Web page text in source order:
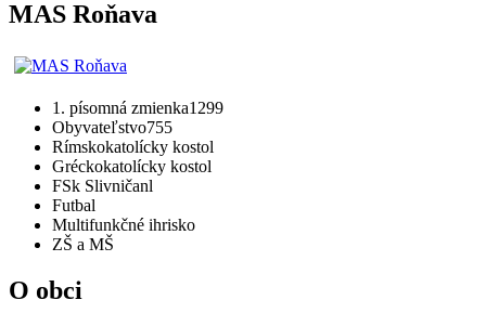
MAS Roňava
1. písomná zmienka1299
Obyvateľstvo755
Rímskokatolícky kostol
Gréckokatolícky kostol
FSk Slivničanl
Futbal
Multifunkčné ihrisko
ZŠ a MŠ
O obci